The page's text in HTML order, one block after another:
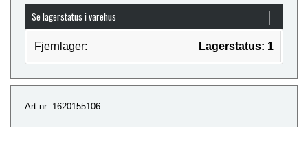
Se lagerstatus i varehus
Fjernlager: Lagerstatus: 1
Art.nr: 1620155106